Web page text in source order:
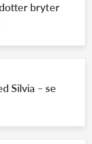
bryter
Silvia – se